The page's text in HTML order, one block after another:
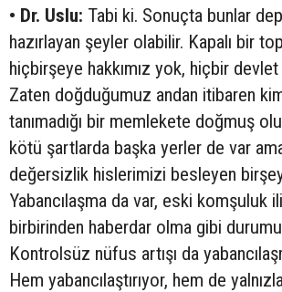
• Dr. Uslu: Tabi ki. Sonuçta bunlar
hazırlayan şeyler olabilir. Kapalı bir
hiçbirşeye hakkımız yok, hiçbir devlet
Zaten doğduğumuz andan itibaren
tanımadığı bir memlekete doğmuş
kötü şartlarda başka yerler de var
değersizlik hislerimizi besleyen
Yabancılaşma da var, eski komşuluk
birbirinden haberdar olma gibi
Kontrolsüz nüfus artışı da
Hem yabancılaştırıyor, hem de